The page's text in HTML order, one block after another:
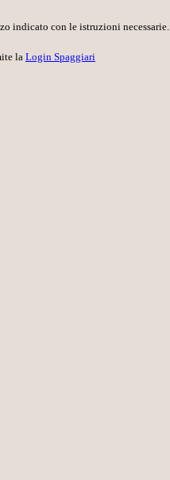
indicato con le istruzioni necessarie.
la Login Spaggiari